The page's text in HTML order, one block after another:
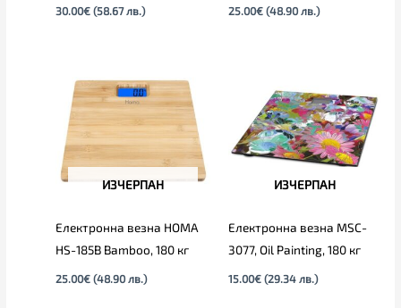
30.00€ (58.67 лв.) 25.00€ (48.90 лв.)
ИЗЧЕРПАН
Електронна везна HOMA
HS-185B Bamboo, 180 кг
25.00€ (48.90 лв.)
ИЗЧЕРПАН
Електронна везна MSC-
3077, Oil Painting, 180 кг
15.00€ (29.34 лв.)